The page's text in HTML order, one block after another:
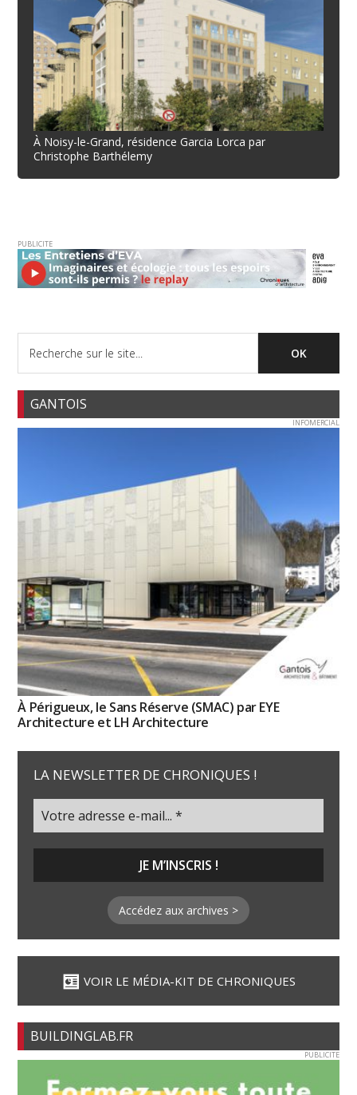
À Noisy-le-Grand, résidence Garcia Lorca par
Christophe Barthélemy
PUBLICITE
GANTOIS
INFOMERCIAL
À Périgueux, le Sans Réserve (SMAC) par EYE
Architecture et LH Architecture
LA NEWSLETTER DE CHRONIQUES !
Accédez aux archives >
VOIR LE MÉDIA-KIT DE CHRONIQUES
BUILDINGLAB.FR
PUBLICITE